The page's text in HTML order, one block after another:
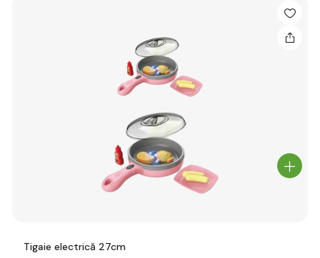
Tigaie electrică 27cm